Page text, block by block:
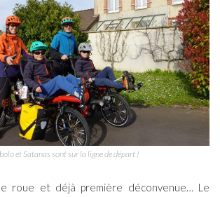
et Satanas sont sur la ligne de départ !
roue et déjà première déconvenue… Le